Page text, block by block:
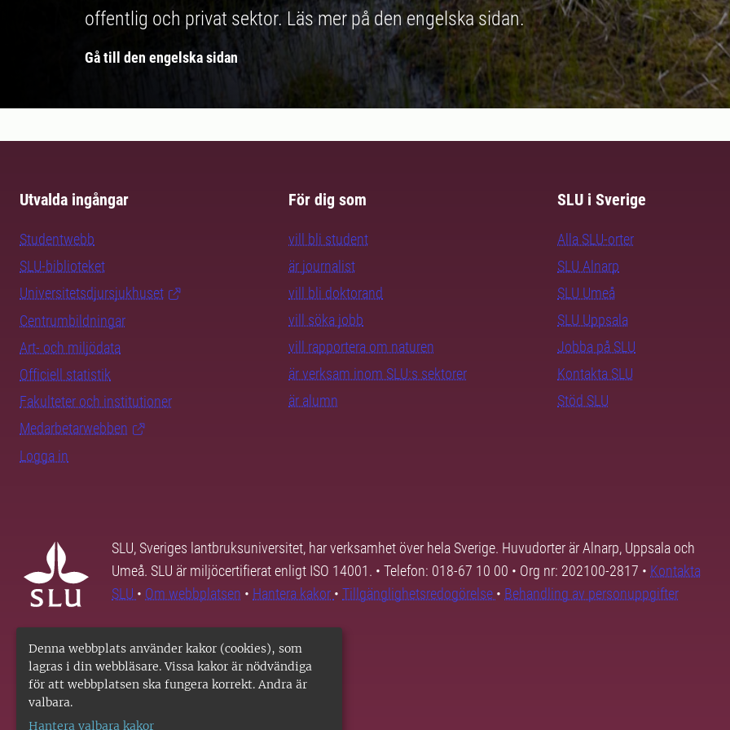
Denna webbplats använder kakor (cookies), som
lagras i din webbläsare. Vissa kakor är nödvändiga
för att webbplatsen ska fungera korrekt. Andra är
valbara.
Hantera valbara kakor
offentlig och privat sektor. Läs mer på den engelska sidan.
Gå till den engelska sidan
Utvalda ingångar
Studentwebb
SLU-biblioteket
Universitetsdjursjukhuset
Centrumbildningar
Art- och miljödata
Officiell statistik
Fakulteter och institutioner
Medarbetarwebben
Logga in
För dig som
vill bli student
är journalist
vill bli doktorand
vill söka jobb
vill rapportera om naturen
är verksam inom SLU:s sektorer
är alumn
SLU i Sverige
Alla SLU-orter
SLU Alnarp
SLU Umeå
SLU Uppsala
Jobba på SLU
Kontakta SLU
Stöd SLU
SLU, Sveriges lantbruksuniversitet, har verksamhet över hela Sverige. Huvudorter är Alnarp, Uppsala och
Umeå. SLU är miljöcertifierat enligt ISO 14001. • Telefon: 018-67 10 00 • Org nr: 202100-2817 • Kontakta
SLU • Om webbplatsen • Hantera kakor • Tillgänglighetsredogörelse • Behandling av personuppgifter